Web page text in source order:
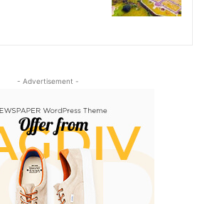
- Advertisement -